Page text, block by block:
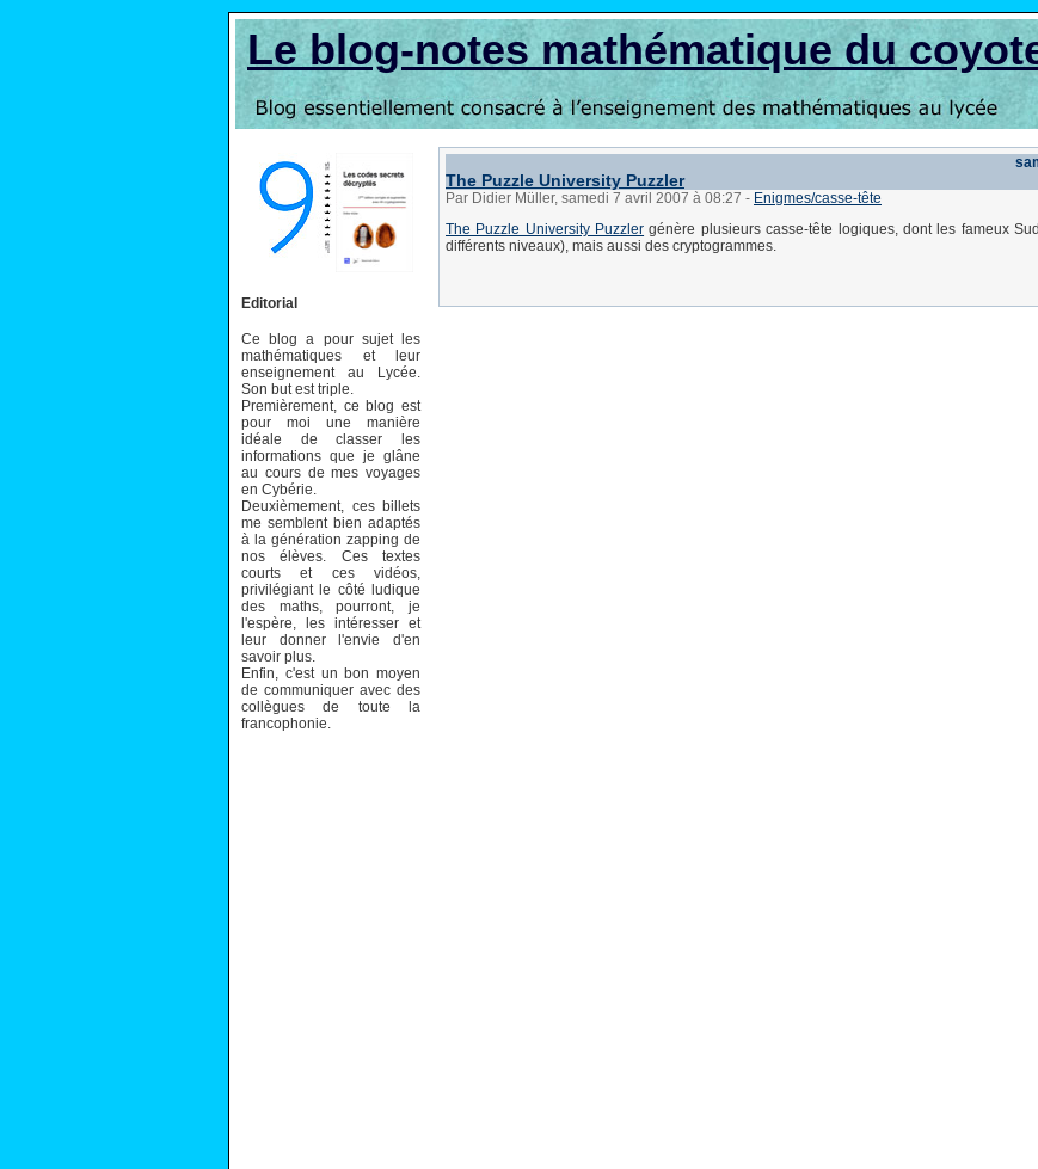
Le blog-notes mathématique du
Editorial
Ce blog a pour sujet les
mathématiques et leur
enseignement au Lycée.
Son but est triple.
Premièrement, ce blog est
pour moi une manière
idéale de classer les
informations que je glâne
au cours de mes voyages
en Cybérie.
Deuxièmement, ces billets
me semblent bien adaptés
à la génération zapping de
nos élèves. Ces textes
courts et ces vidéos,
privilégiant le côté ludique
des maths, pourront, je
l'espère, les intéresser et
leur donner l'envie d'en
savoir plus.
Enfin, c'est un bon moyen
de communiquer avec des
collègues de toute la
francophonie.
The Puzzle University Puzzler
Par Didier Müller, samedi 7 avril 2007 à 08:27 - Enigmes/casse-tête
The Puzzle University Puzzler génère plusieurs casse-tête logiques, dont les fameux
différents niveaux), mais aussi des cryptogrammes.